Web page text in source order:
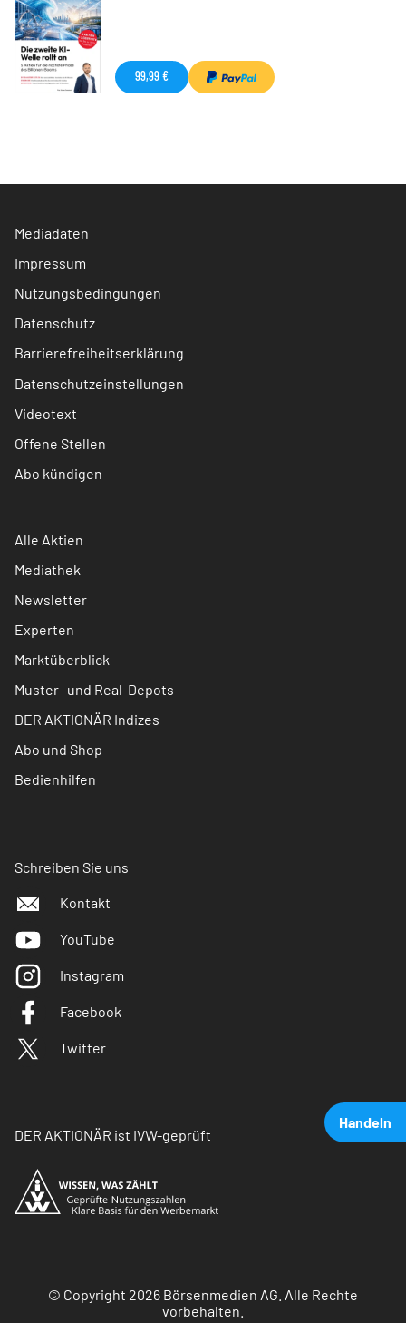
Handeln
99,99 €
Mediadaten
Impressum
Nutzungsbedingungen
Datenschutz
Barrierefreiheitserklärung
Datenschutzeinstellungen
Videotext
Offene Stellen
Abo kündigen
Alle Aktien
Mediathek
Newsletter
Experten
Marktüberblick
Muster- und Real-Depots
DER AKTIONÄR Indizes
Abo und Shop
Bedienhilfen
Schreiben Sie uns
Kontakt
YouTube
Instagram
Facebook
Twitter
DER AKTIONÄR ist IVW-geprüft
© Copyright 2026 Börsenmedien AG. Alle Rechte
vorbehalten.